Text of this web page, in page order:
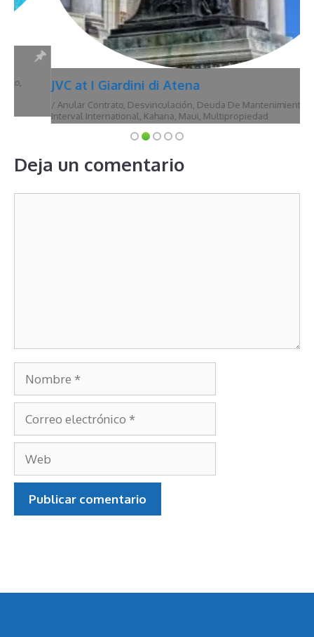
JVC at I Giardini di Atena
Anular Contrato ,Desvinculación,Deuda De Mantenimiento,Hawái,
Interval International,Kahana, Maui,Multipropiedad
Nombre
Correo
electrónico
Web